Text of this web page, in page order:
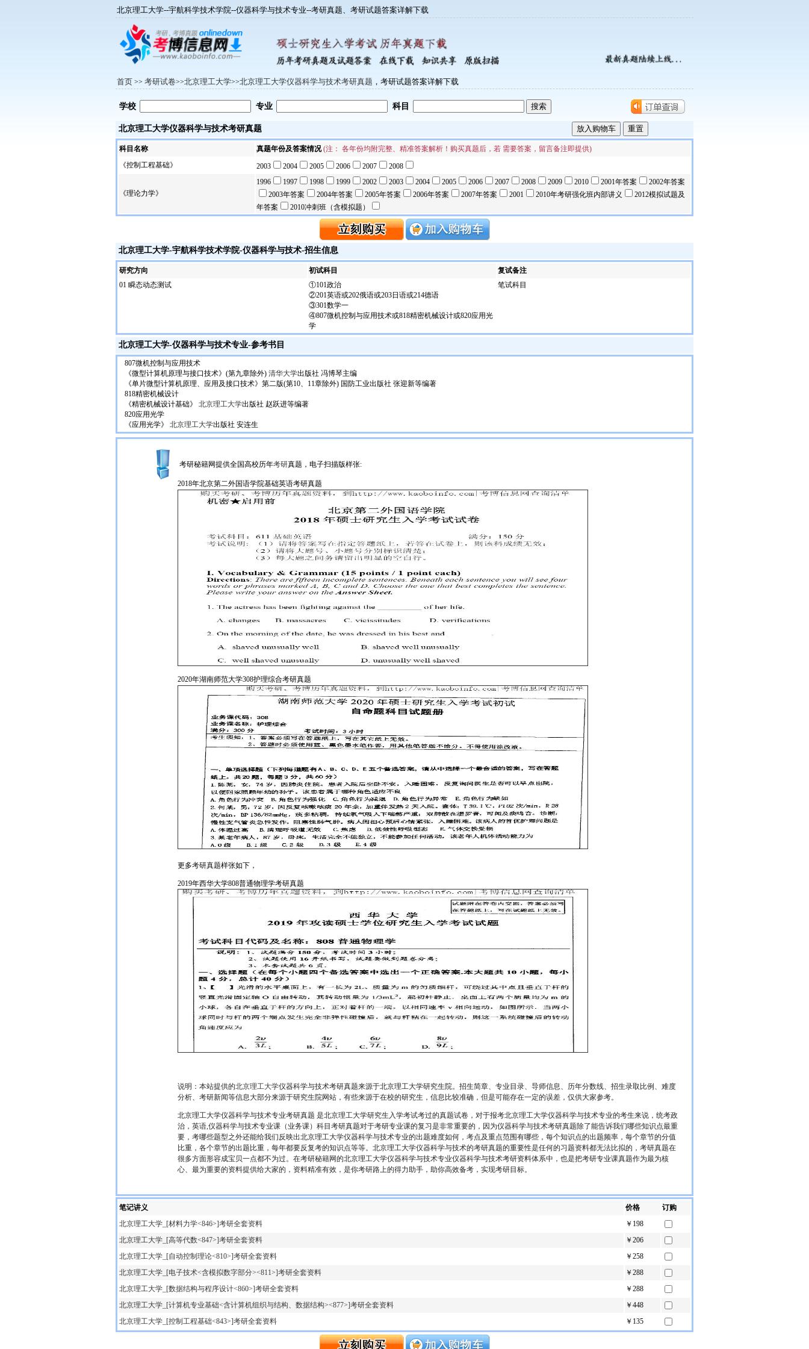
北京理工大学--宇航科学技术学院--仪器科学与技术专业--考研真题、考研试题答案详解下载
首页 >> 考研试卷>>北京理工大学>>北京理工大学仪器科学与技术考研真题 ，考研试题答案详解下载
学校 专业 科目
北京理工大学仪器科学与技术考研真题
科目名称 真题年份及答案情况(注： 各年份均附完整、精准答案解析！购买真题后，若 需要答案，留言备注即提供)
《控制工程基础》
2003 2004 2005 2006 2007 2008
《理论力学》
1996 1997 1998 1999 2002 2003 2004 2005 2006 2007 2008 2009 2010 2001年答案
2002年答案
2003年答案
2004年答案 2005年答案 2006年答案 2007年答案 2001 2010年考研强化班内部讲义
2012模拟试题及
年答案
2010冲刺班（含模拟题）
北京理工大学-宇航科学技术学院-仪器科学与技术-招生信息
研究方向 初试科目
复试备注
01 瞬态动态测试
①101政治
②201英语或202俄语或203日语或214德语
③301数学一
④807微机控制与应用技术或818精密机械设计或820应用光
学
笔试科目
北京理工大学-仪器科学与技术专业-参考书目
807微机控制与应用技术
《微型计算机原理与接口技术》(第九章除外) 清华大学出版社 冯博琴主编
《单片微型计算机原理、应用及接口技术》第二版(第10、11章除外) 国防工业出版社 张迎新等编著
818精密机械设计
《精密机械设计基础》 北京理工大学出版社 赵跃进等编著
820应用光学
《应用光学》 北京理工大学出版社 安连生
考研秘籍网提供全国高校历年考研真题， 电子扫描版样张:
2018年北京第二外国语学院基础英语考研真题
2020年湖南师范大学308护理综合考研真题
更多考研真题样张如下，
2019年西华大学808普通物理学考研真题
说明：本站提供的北京理工大学仪器科学与技术考研真题来源于北京理工大学研究生院。招生简章、专业目录、导师信息、历年分数线、招生录取比例、难度
分析、考研新闻等信息大部分来源于研究生院网站，有些来源于在校的研究生，信息比较准确，但是可能存在一定的误差，仅供大家参考。
北京理工大学仪器科学与技术专业考研真题 是北京理工大学研究生入学考试考过的真题试卷，对于报考北京理工大学仪器科学与技术专业的考生来说，统考政
治，英语,仪器科学与技术专业课（业务课）科目考研真题对于考研专业课的复习是非常重要的，因为仪器科学与技术考研真题除了能告诉我们哪些知识点最重
要，考哪些题型之外还能给我们反映出北京理工大学仪器科学与技术专业的出题难度如何，考点及重点范围有哪些，每个知识点的出题频率，每个章节的分值
比重，各个章节的出题比重，每年都要反复考的知识点等等。北京理工大学仪器科学与技术的考研真题的重要性是任何的习题资料都无法比拟的，考研真题在
很多方面形容成宝贝一点都不为过。在考研秘籍网的北京理工大学仪器科学与技术专业仪器科学与技术考研资料体系中，也是把考研专业课真题作为最为核
心、最为重要的资料提供给大家的，资料精准有效，是你考研路上的得力助手，助你高效备考，实现考研目标。
笔记讲义 价格
订购
北京理工大学_[材料力学<846>]考研全套资料
￥198
北京理工大学_[高等代数<847>]考研全套资料
￥206
北京理工大学_[自动控制理论<810>]考研全套资料
￥258
北京理工大学_[电子技术<含模拟数字部分><811>]考研全套资料
￥288
北京理工大学_[数据结构与程序设计<860>]考研全套资料
￥288
北京理工大学_[计算机专业基础<含计算机组织与结构、数据结构><877>]考研全套资料
￥448
北京理工大学_[控制工程基础<843>]考研全套资料
￥135